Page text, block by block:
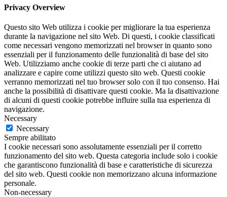
Privacy Overview
Questo sito Web utilizza i cookie per migliorare la tua esperienza
durante la navigazione nel sito Web. Di questi, i cookie classificati
come necessari vengono memorizzati nel browser in quanto sono
essenziali per il funzionamento delle funzionalità di base del sito
Web. Utilizziamo anche cookie di terze parti che ci aiutano ad
analizzare e capire come utilizzi questo sito web. Questi cookie
verranno memorizzati nel tuo browser solo con il tuo consenso. Hai
anche la possibilità di disattivare questi cookie. Ma la disattivazione
di alcuni di questi cookie potrebbe influire sulla tua esperienza di
navigazione.
Necessary
Necessary
Sempre abilitato
I cookie necessari sono assolutamente essenziali per il corretto
funzionamento del sito web. Questa categoria include solo i cookie
che garantiscono funzionalità di base e caratteristiche di sicurezza
del sito web. Questi cookie non memorizzano alcuna informazione
personale.
Non-necessary